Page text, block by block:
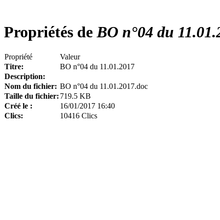
Propriétés deBO n°04 du
Propriété
Valeur
Titre:
BO n°04 du 11.01.2017
Description:
Nom du fichier: BO n°04 du 11.01.2017.doc
Taille du fichier: 719.5 KB
Créé le :
16/01/2017 16:40
Clics:
10416 Clics